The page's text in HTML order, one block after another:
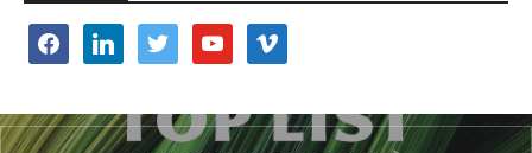
facebooklinkedin twitter youtube vimeo